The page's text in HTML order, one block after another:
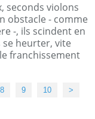
seconds violons
obstacle - comme
-, ils scindent en
se heurter, vite
franchissement
8 9 10
>